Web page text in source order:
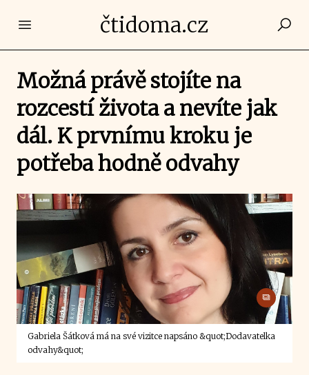
Open main menučtidoma.cz
Možná právě stojíte na
rozcestí života a nevíte jak
dál. K prvnímu kroku je
potřeba hodně odvahy
Gabriela Šátková má na své vizitce napsáno &quot;Dodavatelka
odvahy&quot;